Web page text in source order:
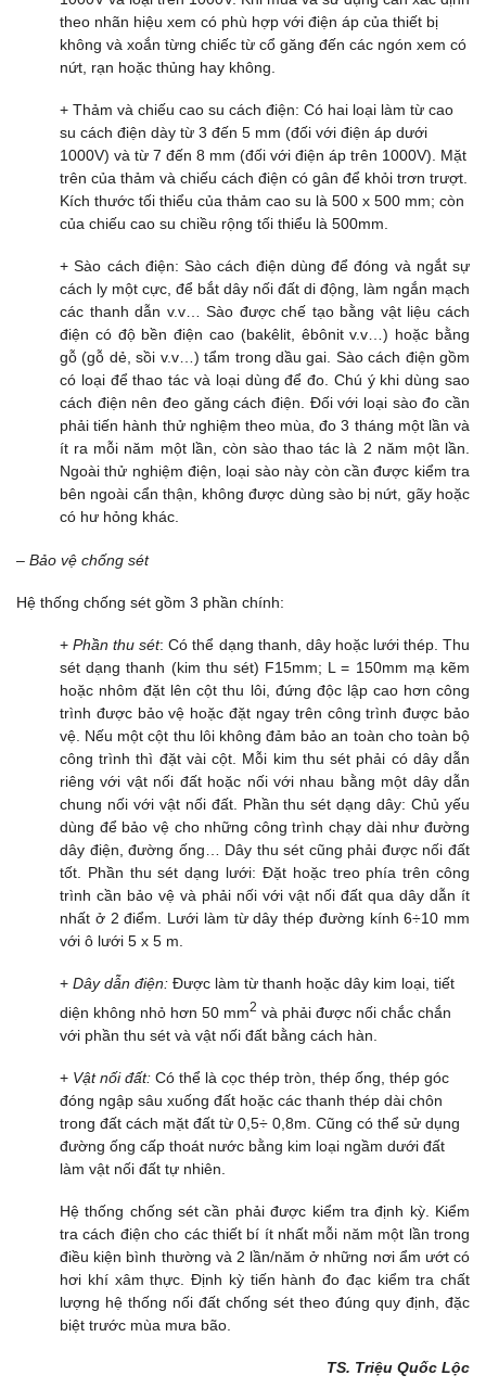
theo nhãn hiệu xem có phù hợp với điện áp của thiết bị
không và xoắn từng chiếc từ cổ găng đến các ngón xem có
nứt, rạn hoặc thủng hay không.
+ Thảm và chiếu cao su cách điện: Có hai loại làm từ cao
su cách điện dày từ 3 đến 5 mm (đối với điện áp dưới
1000V) và từ 7 đến 8 mm (đối với điện áp trên 1000V). Mặt
trên của thảm và chiếu cách điện có gân để khỏi trơn trượt.
Kích thước tối thiểu của thảm cao su là 500 x 500 mm; còn
của chiếu cao su chiều rộng tối thiểu là 500mm.
+ Sào cách điện: Sào cách điện dùng để đóng và ngắt sự
cách ly một cực, để bắt dây nối đất di động, làm ngắn mạch
các thanh dẫn v.v… Sào được chế tạo bằng vật liệu cách
điện có độ bền điện cao (bakêlit, êbônit v.v…) hoặc bằng
gỗ (gỗ dẻ, sồi v.v…) tẩm trong dầu gai. Sào cách điện gồm
có loại để thao tác và loại dùng để đo. Chú ý khi dùng sao
cách điện nên đeo găng cách điện. Đối với loại sào đo cần
phải tiến hành thử nghiệm theo mùa, đo 3 tháng một lần và
ít ra mỗi năm một lần, còn sào thao tác là 2 năm một lần.
Ngoài thử nghiệm điện, loại sào này còn cần được kiểm tra
bên ngoài cẩn thận, không được dùng sào bị nứt, gãy hoặc
có hư hỏng khác.
– Bảo vệ chống sét
Hệ thống chống sét gồm 3 phần chính:
+ Phần thu sét: Có thể dạng thanh, dây hoặc lưới thép. Thu
sét dạng thanh (kim thu sét) F15mm; L = 150mm mạ kẽm
hoặc nhôm đặt lên cột thu lôi, đứng độc lập cao hơn công
trình được bảo vệ hoặc đặt ngay trên công trình được bảo
vệ. Nếu một cột thu lôi không đảm bảo an toàn cho toàn bộ
công trình thì đặt vài cột. Mỗi kim thu sét phải có dây dẫn
riêng với vật nối đất hoặc nối với nhau bằng một dây dẫn
chung nối với vật nối đất. Phần thu sét dạng dây: Chủ yếu
dùng để bảo vệ cho những công trình chạy dài như đường
dây điện, đường ống… Dây thu sét cũng phải được nối đất
tốt. Phần thu sét dạng lưới: Đặt hoặc treo phía trên công
trình cần bảo vệ và phải nối với vật nối đất qua dây dẫn ít
nhất ở 2 điểm. Lưới làm từ dây thép đường kính 6÷10 mm
với ô lưới 5 x 5 m.
+ Dây dẫn điện: Được làm từ thanh hoặc dây kim loại, tiết
diện không nhỏ hơn 50 mm2 và phải được nối chắc chắn
với phần thu sét và vật nối đất bằng cách hàn.
+ Vật nối đất: Có thể là cọc thép tròn, thép ống, thép góc
đóng ngập sâu xuống đất hoặc các thanh thép dài chôn
trong đất cách mặt đất từ 0,5÷ 0,8m. Cũng có thể sử dụng
đường ống cấp thoát nước bằng kim loại ngầm dưới đất
làm vật nối đất tự nhiên.
Hệ thống chống sét cần phải được kiểm tra định kỳ. Kiểm
tra cách điện cho các thiết bí ít nhất mỗi năm một lần trong
điều kiện bình thường và 2 lần/năm ở những nơi ẩm ướt có
hơi khí xâm thực. Định kỳ tiến hành đo đạc kiểm tra chất
lượng hệ thống nối đất chống sét theo đúng quy định, đặc
biệt trước mùa mưa bão.
TS. Triệu Quốc Lộc